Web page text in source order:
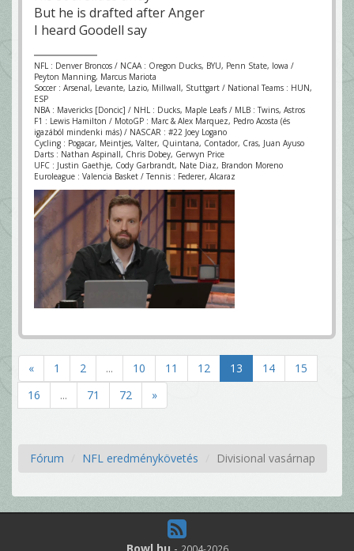
But he is drafted after Anger
I heard Goodell say
NFL : Denver Broncos / NCAA : Oregon Ducks, BYU, Penn State, Iowa /
Peyton Manning, Marcus Mariota
Soccer : Arsenal, Levante, Lazio, Millwall, Stuttgart / National Teams : HUN,
ESP
NBA : Mavericks [Doncic] / NHL : Ducks, Maple Leafs / MLB : Twins, Astros
F1 : Lewis Hamilton / MotoGP : Marc & Alex Marquez, Pedro Acosta (és
igazából mindenki más) / NASCAR : #22 Joey Logano
Cycling : Pogacar, Meintjes, Valter, Quintana, Contador, Cras, Juan Ayuso
Darts : Nathan Aspinall, Chris Dobey, Gerwyn Price
UFC : Justin Gaethje, Cody Garbrandt, Nate Diaz, Brandon Moreno
Euroleague : Valencia Basket / Tennis : Federer, Alcaraz
« 1 2 ... 10 11 12 13 14
15
16
... 71 72 »
Fórum NFL eredménykövetés Divisional vasárnap